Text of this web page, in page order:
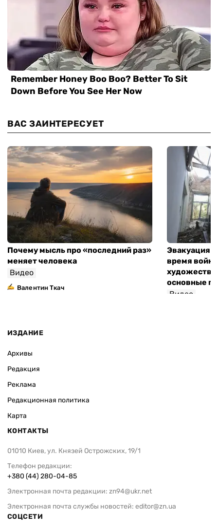
ВАС ЗАИНТЕРЕСУЕТ
Почему мысль про «последний раз»
меняет человека
Видео
Валентин Ткач
Эвакуация
время
основные
Видео
ИЗДАНИЕ
Архивы
Редакция
Реклама
Редакционная политика
Карта
КОНТАКТЫ
01010 Киев, ул. Князей Острожских, 19/1
Телефон редакции:
+380 (44) 280-04-85
Электронная почта редакции: zn94@ukr.net
Электронная почта службы новостей: editor@zn.ua
СОЦСЕТИ